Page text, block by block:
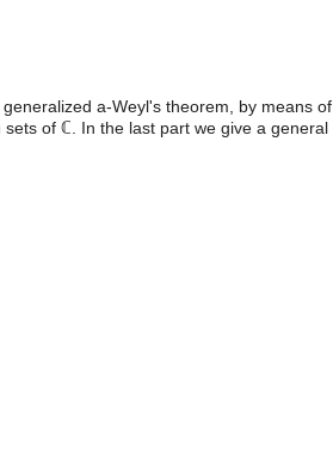
a-Weyl's theorem, by means of
of ℂ. In the last part we give a general